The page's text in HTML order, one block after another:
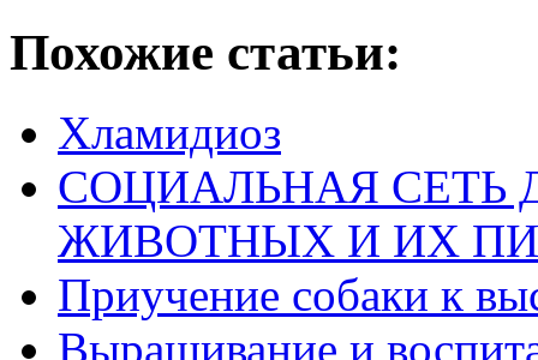
Похожие статьи:
Хламидиоз
СОЦИАЛЬНАЯ СЕТЬ
ЖИВОТНЫХ И ИХ
Приучение собаки к
Выращивание и